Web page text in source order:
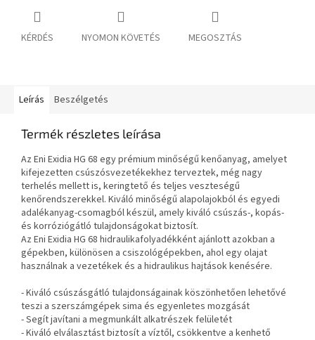
KÉRDÉS NYOMON KÖVETÉS MEGOSZTÁS
Leírás Beszélgetés
Termék részletes leírása
Az Eni Exidia HG 68 egy prémium minőségű kenőanyag, amelyet
kifejezetten csúszósvezetékekhez terveztek, még nagy
terhelés mellett is, keringtető és teljes veszteségű
kenőrendszerekkel. Kiváló minőségű alapolajokból és egyedi
adalékanyag-csomagból készül, amely kiváló csúszás-, kopás-
és korróziógátló tulajdonságokat biztosít.
Az Eni Exidia HG 68 hidraulikafolyadékként ajánlott azokban a
gépekben, különösen a csiszológépekben, ahol egy olajat
használnak a vezetékek és a hidraulikus hajtások kenésére.
- Kiváló csúszásgátló tulajdonságainak köszönhetően lehetővé
teszi a szerszámgépek sima és egyenletes mozgását
- Segít javítani a megmunkált alkatrészek felületét
- Kiváló elválasztást biztosít a víztől, csökkentve a kenhető